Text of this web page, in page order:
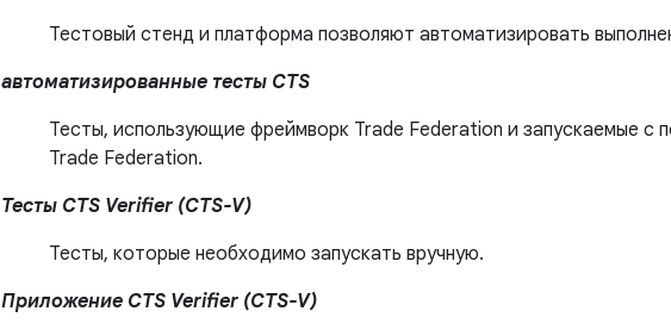
Тестовый стенд и платформа позволяют автоматизировать
автоматизированные тесты CTS
Тесты, использующие фреймворк Trade Federation и запускаемые с
Trade Federation.
Тесты CTS Verifier (CTS-V)
Тесты, которые необходимо запускать вручную.
Приложение CTS Verifier (CTS-V)